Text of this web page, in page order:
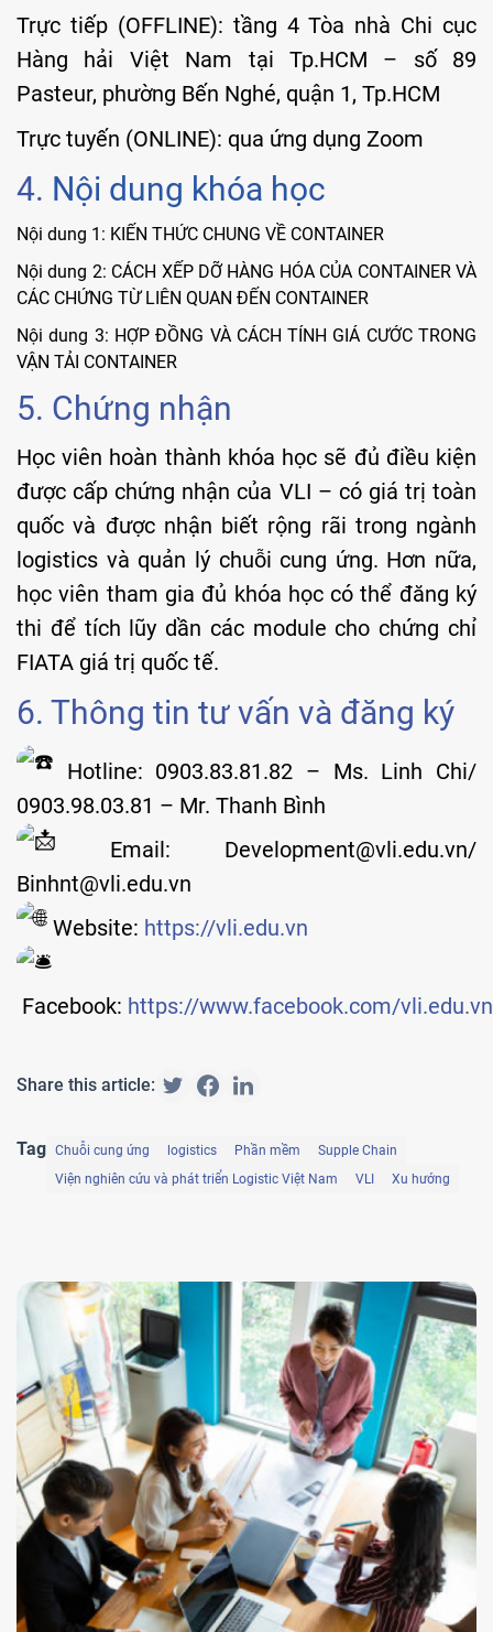
Trực tiếp (OFFLINE): tầng 4 Tòa nhà Chi cục
Hàng hải Việt Nam tại Tp.HCM – số 89
Pasteur, phường Bến Nghé, quận 1, Tp.HCM
Trực tuyến (ONLINE): qua ứng dụng Zoom
4. Nội dung khóa học
Nội dung 1: KIẾN THỨC CHUNG VỀ CONTAINER
Nội dung 2: CÁCH XẾP DỠ HÀNG HÓA CỦA CONTAINER VÀ
CÁC CHỨNG TỪ LIÊN QUAN ĐẾN CONTAINER
Nội dung 3: HỢP ĐỒNG VÀ CÁCH TÍNH GIÁ CƯỚC TRONG
VẬN TẢI CONTAINER
5. Chứng nhận
Học viên hoàn thành khóa học sẽ đủ điều kiện
được cấp chứng nhận của VLI – có giá trị toàn
quốc và được nhận biết rộng rãi trong ngành
logistics và quản lý chuỗi cung ứng. Hơn nữa,
học viên tham gia đủ khóa học có thể đăng ký
thi để tích lũy dần các module cho chứng chỉ
FIATA giá trị quốc tế.
6. Thông tin tư vấn và đăng ký
Hotline: 0903.83.81.82 – Ms. Linh Chi/
0903.98.03.81 – Mr. Thanh Bình
Email: Development@vli.edu.vn/
Binhnt@vli.edu.vn
Website: https://vli.edu.vn
Facebook: https://www.facebook.com/vli.edu.vn
Share this article:
Tag Chuỗi cung ứng logistics Phần mềm
Supple Chain
Viện nghiên cứu và phát triển Logistic Việt Nam
VLI Xu hướng